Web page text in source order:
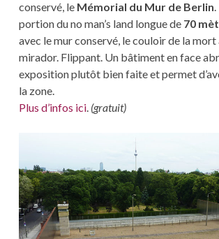
conservé, le Mémorial du Mur de Berlin
portion du no man’s land longue de 70
avec le mur conservé, le couloir de la mort
mirador. Flippant. Un bâtiment en face
exposition plutôt bien faite et permet
la zone.
Plus d’infos ici. (gratuit)